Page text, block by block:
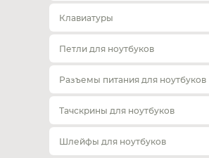
Клавиатуры
Петли для ноутбуков
Разъемы питания для ноутбуков
Тачскрины для ноутбуков
Шлейфы для ноутбуков